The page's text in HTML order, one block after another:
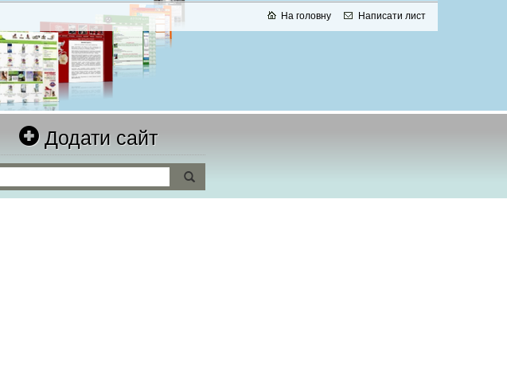
На головну Написати лист
Додати сайт